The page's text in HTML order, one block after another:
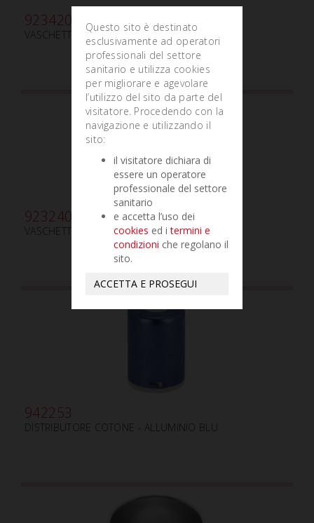
923420
VASCHETTA RENIFORME N.1
923240
VASCHETTA CON COPERCHIO - PICCOLA
942253
DISTRIBUTORE COTONE - ALLUMINIO BLU
Questo sito è destinato
esclusivamente ad operatori
professionali del settore
sanitario e utilizza cookies
per migliorare e agevolare
l’utilizzo del sito da parte del
visitatore. Procedendo con la
navigazione e utilizzando il
sito:
il visitatore dichiara di
essere un operatore
professionale del settore
sanitario
e accetta l’uso dei
cookies ed itermini e
condizioni che regolano il
sito.
ACCETTA E PROSEGUI